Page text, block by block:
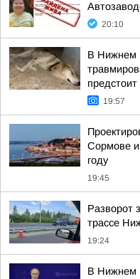
20:10
В Нижнем
19:57
Сормове и
году
19:45
Разворот
трассе
19:24
В Нижнем